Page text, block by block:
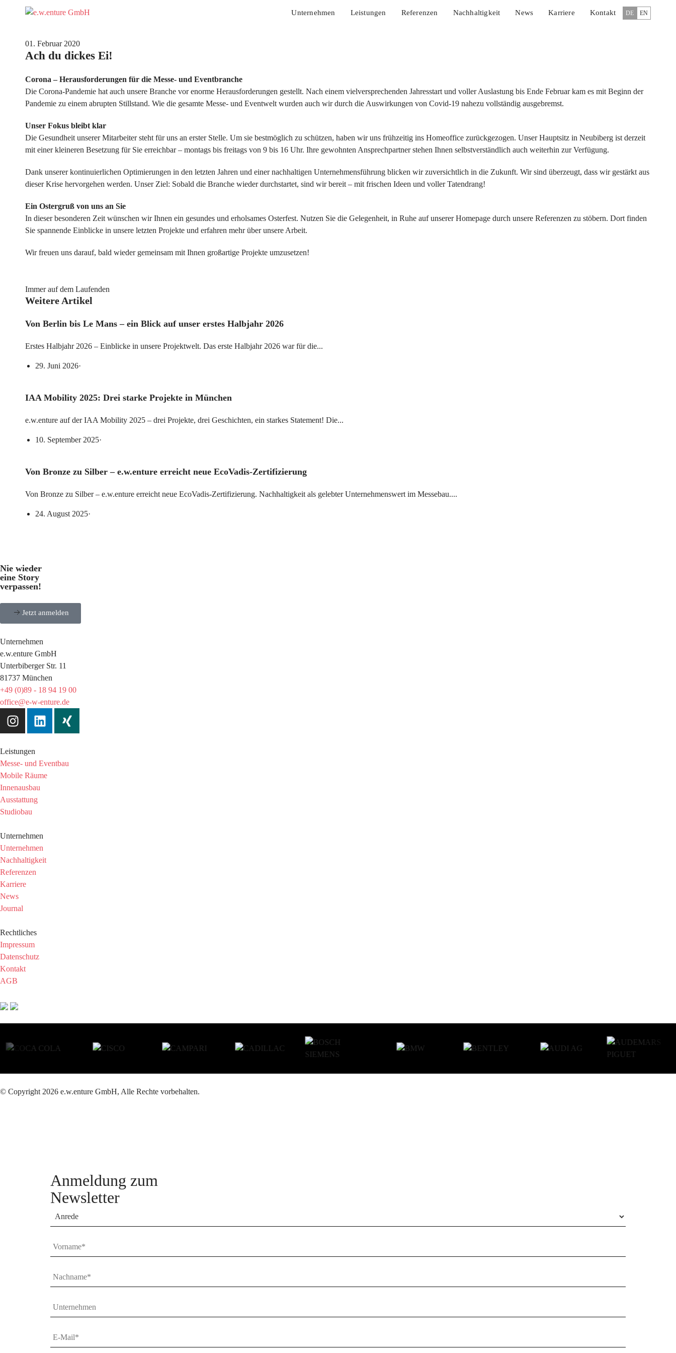
Unternehmen Leistungen Referenzen Nachhaltigkeit News Karriere Kontakt DE EN
01. Februar 2020
Ach du dickes Ei!
Corona – Herausforderungen für die Messe- und Eventbranche
Die Corona-Pandemie hat auch unsere Branche vor enorme Herausforderungen gestellt. Nach einem vielversprechenden Jahresstart und voller Auslastung bis Ende Februar kam es mit Beginn der
Pandemie zu einem abrupten Stillstand. Wie die gesamte Messe- und Eventwelt wurden auch wir durch die Auswirkungen von Covid-19 nahezu vollständig ausgebremst.
Unser Fokus bleibt klar
Die Gesundheit unserer Mitarbeiter steht für uns an erster Stelle. Um sie bestmöglich zu schützen, haben wir uns frühzeitig ins Homeoffice zurückgezogen. Unser Hauptsitz in Neubiberg ist derzeit
mit einer kleineren Besetzung für Sie erreichbar – montags bis freitags von 9 bis 16 Uhr. Ihre gewohnten Ansprechpartner stehen Ihnen selbstverständlich auch weiterhin zur Verfügung.
Dank unserer kontinuierlichen Optimierungen in den letzten Jahren und einer nachhaltigen Unternehmensführung blicken wir zuversichtlich in die Zukunft. Wir sind überzeugt, dass wir gestärkt aus
dieser Krise hervorgehen werden. Unser Ziel: Sobald die Branche wieder durchstartet, sind wir bereit – mit frischen Ideen und voller Tatendrang!
Ein Ostergruß von uns an Sie
In dieser besonderen Zeit wünschen wir Ihnen ein gesundes und erholsames Osterfest. Nutzen Sie die Gelegenheit, in Ruhe auf unserer Homepage durch unsere Referenzen zu stöbern. Dort finden
Sie spannende Einblicke in unsere letzten Projekte und erfahren mehr über unsere Arbeit.
Wir freuen uns darauf, bald wieder gemeinsam mit Ihnen großartige Projekte umzusetzen!
Immer auf dem Laufenden
Weitere Artikel
Von Berlin bis Le Mans – ein Blick auf unser erstes Halbjahr 2026
Erstes Halbjahr 2026 – Einblicke in unsere Projektwelt. Das erste Halbjahr 2026 war für die...
29. Juni 2026·
IAA Mobility 2025: Drei starke Projekte in München
e.w.enture auf der IAA Mobility 2025 – drei Projekte, drei Geschichten, ein starkes Statement! Die...
10. September 2025·
Von Bronze zu Silber – e.w.enture erreicht neue EcoVadis-Zertifizierung
Von Bronze zu Silber – e.w.enture erreicht neue EcoVadis-Zertifizierung. Nachhaltigkeit als gelebter Unternehmenswert im Messebau....
24. August 2025·
Nie wieder
eine Story
verpassen!
Jetzt anmelden
Unternehmen
e.w.enture GmbH
Unterbiberger Str. 11
81737 München
+49 (0)89 - 18 94 19 00
office@e-w-enture.de
Leistungen
Messe- und Eventbau
Mobile Räume
Innenausbau
Ausstattung
Studiobau
Unternehmen
Unternehmen
Nachhaltigkeit
Referenzen
Karriere
News
Journal
Rechtliches
Impressum
Datenschutz
Kontakt
AGB
© Copyright 2026 e.w.enture GmbH, Alle Rechte vorbehalten.
Anmeldung zum
Newsletter